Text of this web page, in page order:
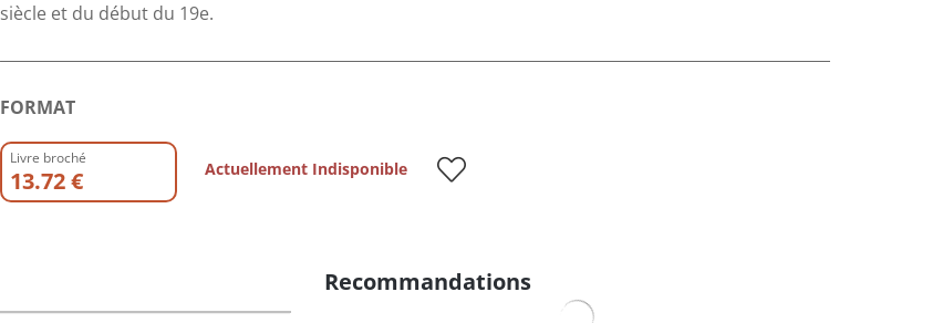
siècle et du début du 19e.
FORMAT
Livre broché
13.72 € Actuellement Indisponible
Recommandations